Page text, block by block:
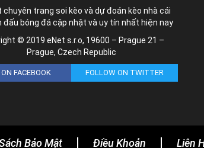
chuyên trang soi kèo và dự đoán kèo nhà cái
đấu bóng đá cập nhật và uy tín nhất hiện nay
© 2019 eNet s.r.o, 19600 – Prague 21 –
Prague, Czech Republic
FACEBOOK FOLLOW ON TWITTER
Bảo Mật Điều Khoản Liên